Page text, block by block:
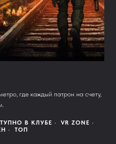
где каждый патрон на счету,
В КЛУБЕ
VR ZONE
ТОП